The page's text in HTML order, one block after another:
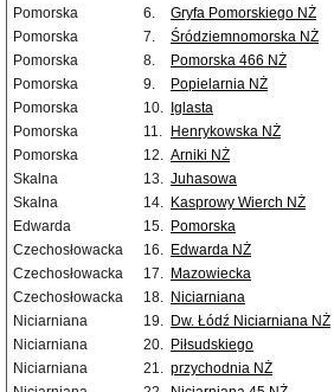
Pomorska
6.
Gryfa Pomorskiego NŻ
Pomorska
7.
Śródziemnomorska NŻ
Pomorska
8.
Pomorska 466 NŻ
Pomorska
9.
Popielarnia NŻ
Pomorska
10. Iglasta
Pomorska
11. Henrykowska NŻ
Pomorska
12. Arniki NŻ
Skalna
13. Juhasowa
Skalna
14. Kasprowy Wierch NŻ
Edwarda
15. Pomorska
Czechosłowacka
16. Edwarda NŻ
Czechosłowacka
17. Mazowiecka
Czechosłowacka
18. Niciarniana
Niciarniana
19. Dw. Łódź Niciarniana NŻ
Niciarniana
20. Piłsudskiego
Niciarniana
21. przychodnia NŻ